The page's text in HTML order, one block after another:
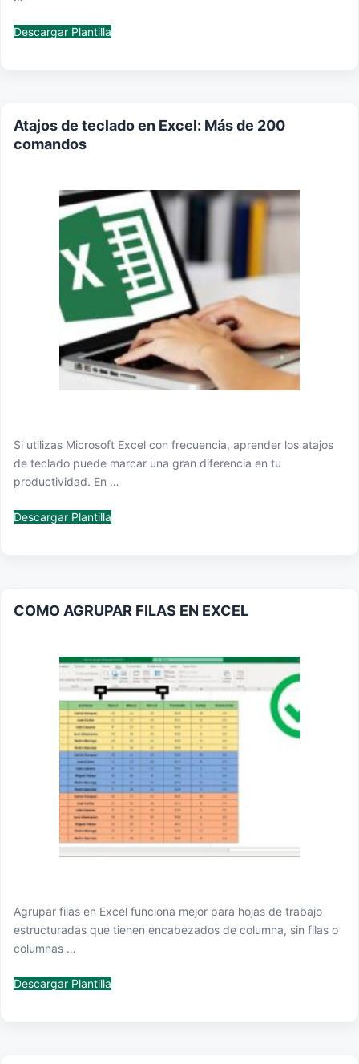
Descargar Plantilla
Atajos de teclado en Excel: Más de 200
comandos
Si utilizas Microsoft Excel con frecuencia, aprender los atajos
de teclado puede marcar una gran diferencia en tu
productividad. En …
Descargar Plantilla
COMO AGRUPAR FILAS EN EXCEL
Agrupar filas en Excel funciona mejor para hojas de trabajo
estructuradas que tienen encabezados de columna, sin filas o
columnas …
Descargar Plantilla